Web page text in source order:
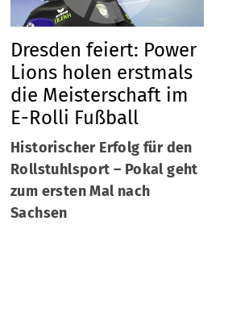
Dresden feiert: Power
Lions holen erstmals
die Meisterschaft im
E-Rolli Fußball
Historischer Erfolg für den
Rollstuhlsport – Pokal geht
zum ersten Mal nach
Sachsen